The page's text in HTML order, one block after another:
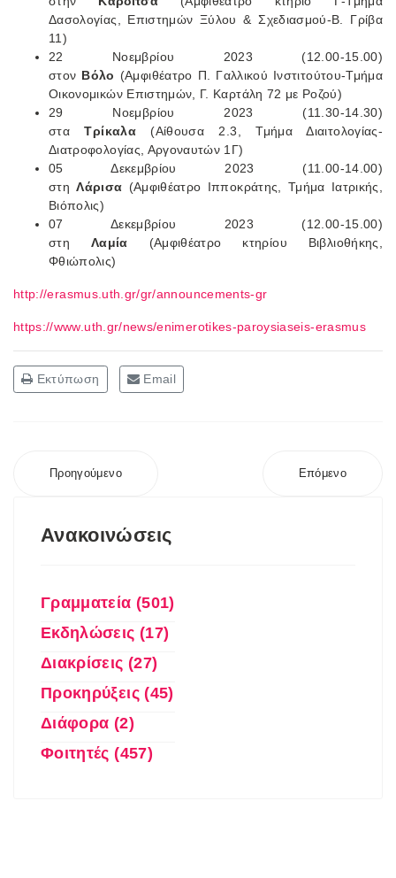
Δασολογίας, Επιστημών Ξύλου & Σχεδιασμού-Β. Γρίβα
11)
22 Νοεμβρίου 2023 (12.00-15.00)
στον Βόλο (Αμφιθέατρο Π. Γαλλικού Ινστιτούτου-Τμήμα
Οικονομικών Επιστημών, Γ. Καρτάλη 72 με Ροζού)
29 Νοεμβρίου 2023 (11.30-14.30)
σταΤρίκαλα (Αίθουσα 2.3, Τμήμα Διαιτολογίας-
Διατροφολογίας, Αργοναυτών 1Γ)
05 Δεκεμβρίου 2023 (11.00-14.00)
στηΛάρισα (Αμφιθέατρο Ιπποκράτης, Τμήμα Ιατρικής,
Βιόπολις)
07 Δεκεμβρίου 2023 (12.00-15.00)
στη Λαμία (Αμφιθέατρο κτηρίου Βιβλιοθήκης,
Φθιώπολις)
http://erasmus.uth.gr/gr/announcements-gr
https://www.uth.gr/news/enimerotikes-paroysiaseis-erasmus
Εκτύπωση Email
Προηγούμενο Επόμενο
Ανακοινώσεις
Γραμματεία (501)
Εκδηλώσεις (17)
Διακρίσεις (27)
Προκηρύξεις (45)
Διάφορα (2)
Φοιτητές (457)